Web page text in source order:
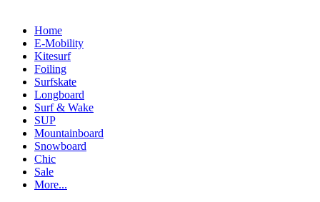
Home
E-Mobility
Kitesurf
Foiling
Surfskate
Longboard
Surf & Wake
SUP
Mountainboard
Snowboard
Chic
Sale
More...